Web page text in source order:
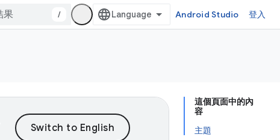
/ Android Studio 登入
這個頁面中的內
容
主題